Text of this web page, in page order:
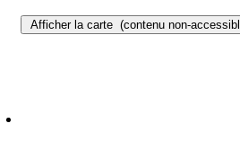
Afficher la carte (contenu non-